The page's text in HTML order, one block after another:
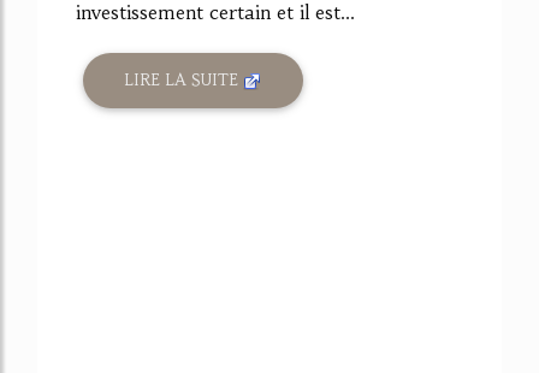
investissement certain et il est...
LIRE LA SUITE